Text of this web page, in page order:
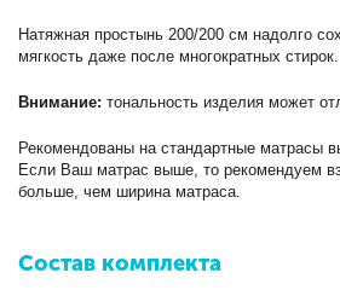
Натяжная простынь 200/200 см надолго
мягкость даже после многократных стирок.
Внимание: тональность изделия может
Рекомендованы на стандартные матрасы
Если Ваш матрас выше, то рекомендуем
больше, чем ширина матраса.
Состав комплекта